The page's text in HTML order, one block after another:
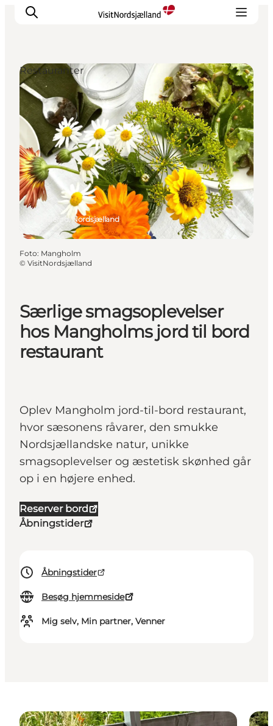
Highlights
Oplev
Det Sker
Overnatning
Byer
Planlæg ferien
Særlige smagsoplevelser
hos Mangholms jord til bord
restaurant
Oplev Mangholm jord-til-bord restaurant,
hvor sæsonens råvarer, den smukke
Nordsjællandske natur, unikke
smagsoplevelser og æstetisk skønhed går
op i en højere enhed.
Reserver bord
Åbningstider
Åbningstider
Besøg hjemmeside
Mig selv, Min partner, Venner
Hillerød, Nordsjælland
Restauranter
Foto: Mangholm
© VisitNordsjælland